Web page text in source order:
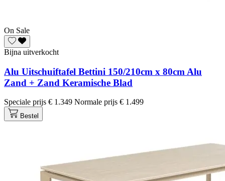
On Sale
Bijna uitverkocht
Alu Uitschuiftafel Bettini 150/210cm x 80cm Alu
Zand + Zand Keramische Blad
Speciale prijs € 1.349 Normale prijs € 1.499
Bestel